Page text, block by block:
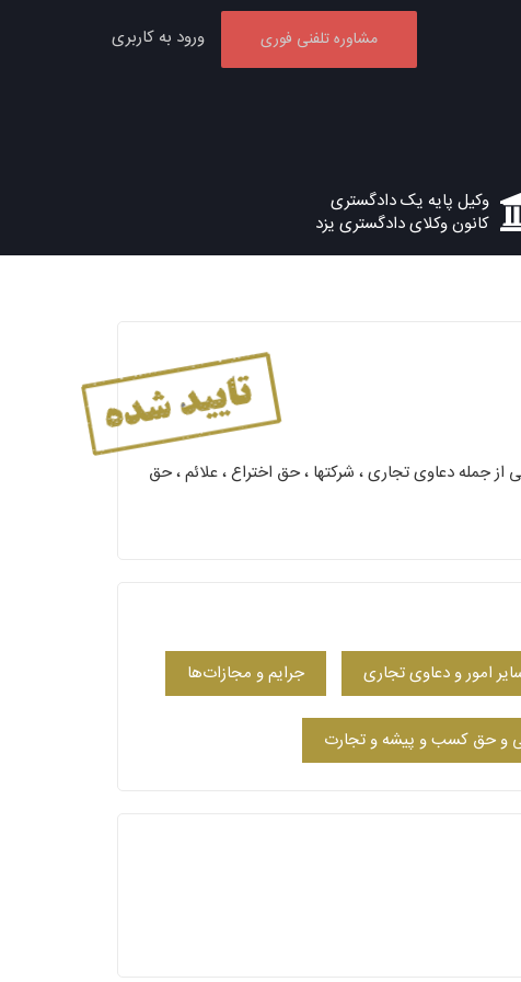
مشاوره تلفنی فوری ورود به کاربری
وکیل پایه یک دادگستری
کانون وکلای دادگستری یزد
جمله دعاوی تجاری ، شرکتها ، حق اختراع ، علائم ، حق
امور و دعاوی تجاری جرایم و مجازات‌ها
و حق کسب و پیشه و تجارت